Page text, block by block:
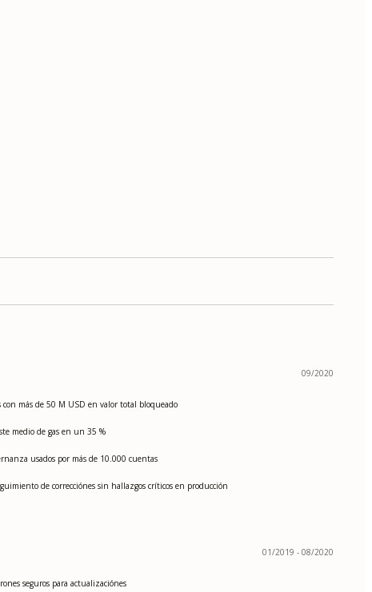
09/2020
más de 50 M USD en valor total bloqueado
medio de gas en un 35 %
usados por más de 10.000 cuentas
de correcciónes sin hallazgos críticos en producción
01/2019 - 08/2020
seguros para actualizaciónes